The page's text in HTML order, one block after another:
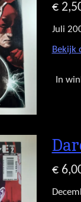
€
Juli
Bekijk
In
€